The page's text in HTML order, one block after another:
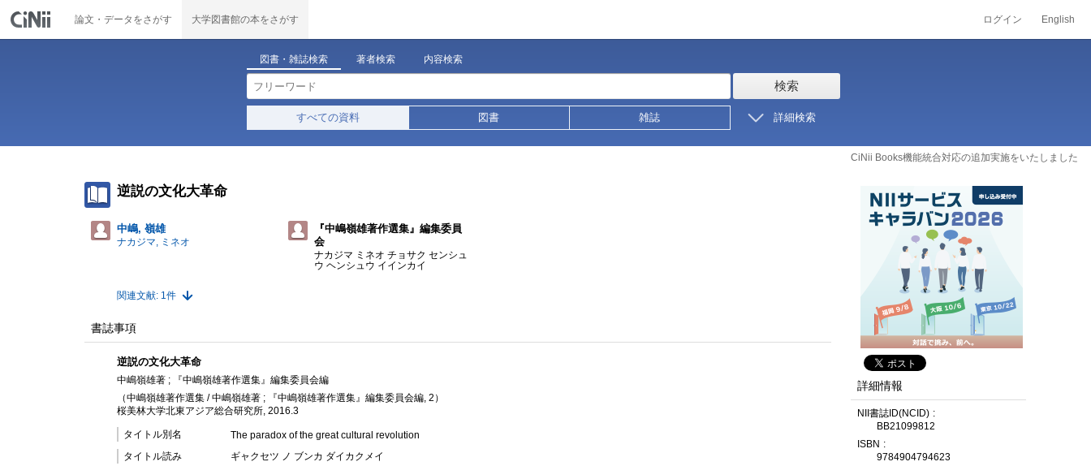
論文・データをさがす 大学図書館の本をさがす ログイン English
図書・雑誌検索 著者検索 内容検索
検索
すべての資料 図書 雑誌 詳細検索
CiNii Books機能統合対応の追加実施をいたしました
逆説の文化大革命
中嶋, 嶺雄
ナカジマ, ミネオ
『中嶋嶺雄著作選集』編集委員
会
ナカジマ ミネオ チョサク センシュ
ウ ヘンシュウ イインカイ
関連文献: 1件
書誌事項
逆説の文化大革命
中嶋嶺雄著 ; 『中嶋嶺雄著作選集』編集委員会編
（中嶋嶺雄著作選集 / 中嶋嶺雄著 ; 『中嶋嶺雄著作選集』編集委員会編, 2）
桜美林大学北東アジア総合研究所, 2016.3
タイトル別名
The paradox of the great cultural revolution
タイトル読み
ギャクセツ ノ ブンカ ダイカクメイ
詳細情報
NII書誌ID(NCID)
BB21099812
ISBN
9784904794623